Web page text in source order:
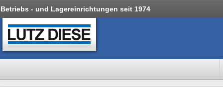
Betriebs - und Lagereinrichtungen seit 1974